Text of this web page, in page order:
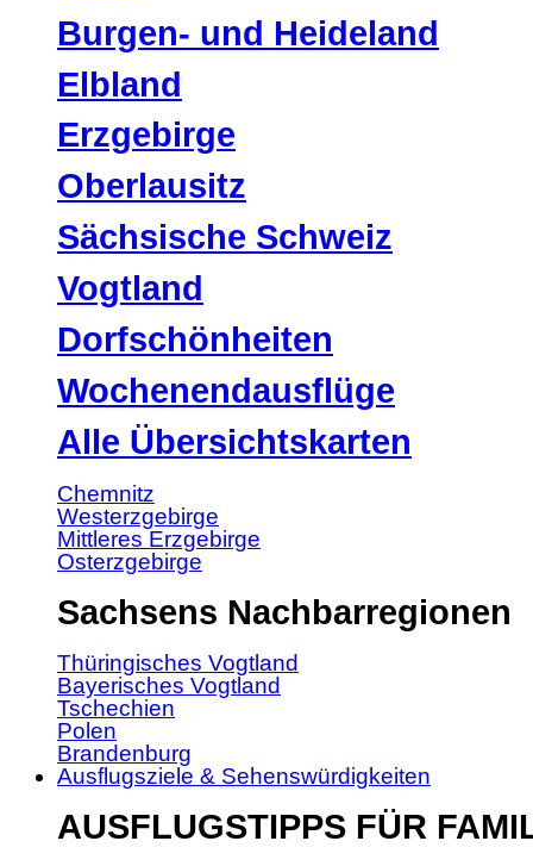
Burgen- und Heideland
Elbland
Erzgebirge
Oberlausitz
Sächsische Schweiz
Vogtland
Dorfschönheiten
Wochenendausflüge
Alle Übersichtskarten
Chemnitz
Westerzgebirge
Mittleres Erzgebirge
Osterzgebirge
Sachsens Nachbarregionen
Thüringisches Vogtland
Bayerisches Vogtland
Tschechien
Polen
Brandenburg
Ausflugsziele & Sehenswürdigkeiten
AUSFLUGSTIPPS FÜR